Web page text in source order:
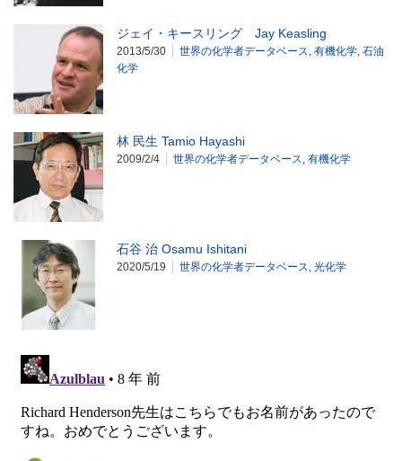
ジェイ・キースリング Jay Keasling
2013/5/30 世界の化学者データベース 有機化学 石油
化学
林 民生 Tamio Hayashi
2009/2/4 世界の化学者データベース 有機化学
石谷 治 Osamu Ishitani
2020/5/19 世界の化学者データベース 光化学